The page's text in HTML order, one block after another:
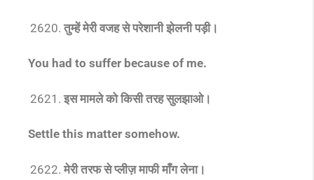
तुम्हें मेरी वजह से परेशानी झेलनी पड़ी।
You had to suffer because of me.
इस मामले को किसी तरह सुलझाओ।
Settle this matter somehow.
मेरी तरफ से प्लीज़ माफी माँग लेना।